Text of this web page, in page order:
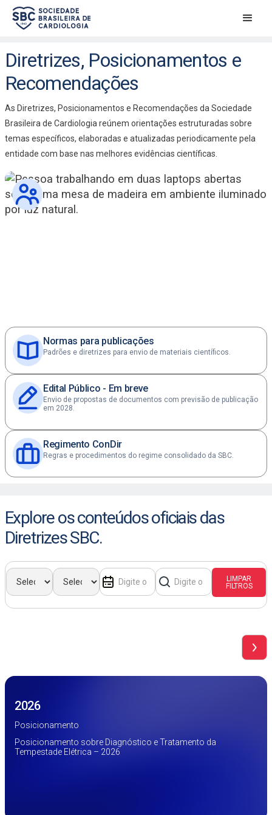
Diretrizes, Posicionamentos e
Recomendações
As Diretrizes, Posicionamentos e Recomendações da Sociedade
Brasileira de Cardiologia reúnem orientações estruturadas sobre
temas específicos, elaboradas e atualizadas periodicamente pela
entidade com base nas melhores evidências científicas.
Normas para publicações
Padrões e diretrizes para envio de materiais científicos.
Edital Público - Em breve
Envio de propostas de documentos com previsão de publicação
em 2028.
Regimento ConDir
Regras e procedimentos do regime consolidado da SBC.
Explore os conteúdos oficiais das
Diretrizes SBC.
LIMPAR
FILTROS
2026
Posicionamento
Posicionamento sobre Diagnóstico e Tratamento da
Tempestade Elétrica – 2026